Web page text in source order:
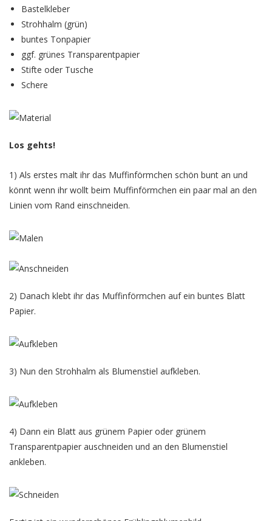
Bastelkleber
Strohhalm (grün)
buntes Tonpapier
ggf. grünes Transparentpapier
Stifte oder Tusche
Schere
Los gehts!
1) Als erstes malt ihr das Muffinförmchen schön bunt an und
könnt wenn ihr wollt beim Muffinförmchen ein paar mal an den
Linien vom Rand einschneiden.
2) Danach klebt ihr das Muffinförmchen auf ein buntes Blatt
Papier.
3) Nun den Strohhalm als Blumenstiel aufkleben.
4) Dann ein Blatt aus grünem Papier oder grünem
Transparentpapier auschneiden und an den Blumenstiel
ankleben.